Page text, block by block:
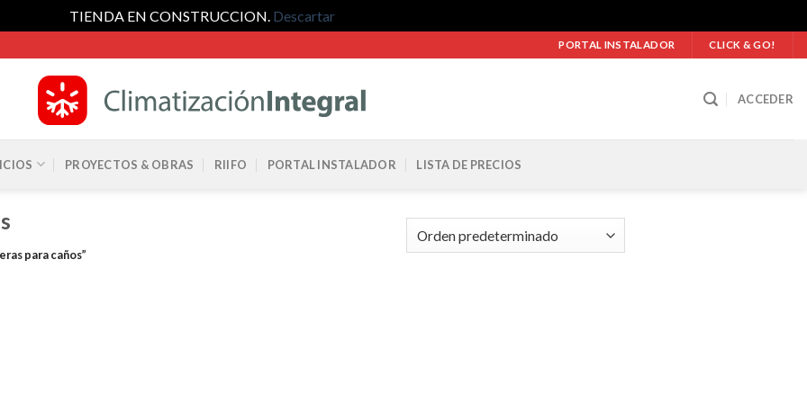
TIENDA EN CONSTRUCCION. Descartar
PORTAL INSTALADOR CLICK & GO!
ACCEDER
PROYECTOS & OBRAS RIIFO PORTAL INSTALADOR LISTA DE PRECIOS
para caños”